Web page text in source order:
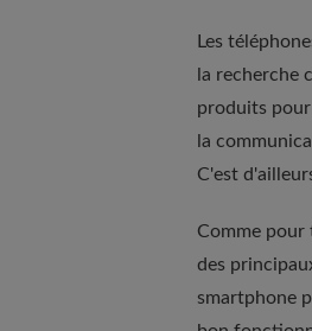
Les
la recherche
produits pour
la
C'est
Comme pour
des
smartphone